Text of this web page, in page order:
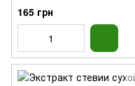
стевией, 150г
165 грн